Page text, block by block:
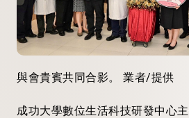
與會貴賓共同合影。 業者/提供
成功大學數位生活科技研發中心